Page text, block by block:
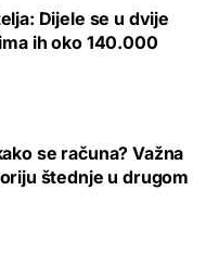
Dijele se u dvije
ih oko 140.000
se računa? Važna
štednje u drugom